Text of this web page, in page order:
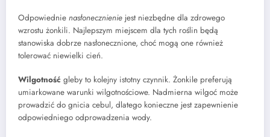
Odpowiednie nasłonecznienie jest niezbędne dla zdrowego
wzrostu żonkili. Najlepszym miejscem dla tych roślin będą
stanowiska dobrze nasłonecznione, choć mogą one również
tolerować niewielki cień.
Wilgotność gleby to kolejny istotny czynnik. Żonkile preferują
umiarkowane warunki wilgotnościowe. Nadmierna wilgoć może
prowadzić do gnicia cebul, dlatego konieczne jest zapewnienie
odpowiedniego odprowadzenia wody.